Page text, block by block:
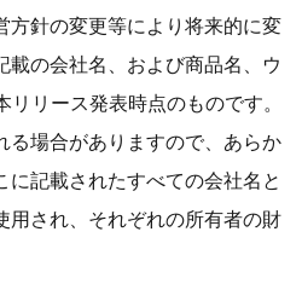
方針の変更等により将来的に変
載の会社名、および商品名、ウ
リース発表時点のものです。
る場合がありますので、あらか
に記載されたすべての会社名と
用され、それぞれの所有者の財